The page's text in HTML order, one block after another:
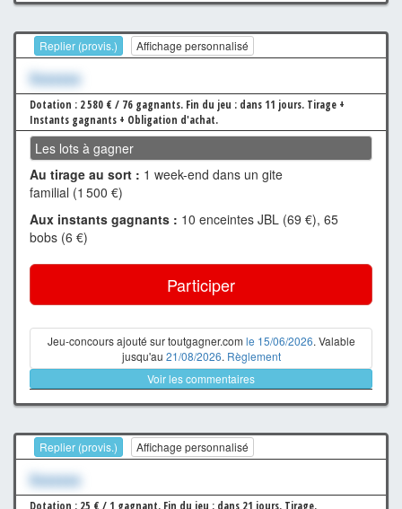
Replier (provis.) Affichage personnalisé
Xxxxxxx
Dotation : 2 580 € / 76 gagnants. Fin du jeu : dans 11 jours. Tirage +
Instants gagnants + Obligation d'achat.
Les lots à gagner
Au tirage au sort : 1 week-end dans un gite
familial (1 500 €)
Aux instants gagnants : 10 enceintes JBL (69 €), 65
bobs (6 €)
Participer
Jeu-concours ajouté sur toutgagner.com le 15/06/2026. Valable
jusqu'au 21/08/2026. Règlement
Voir les commentaires
Replier (provis.) Affichage personnalisé
Xxxxxxx